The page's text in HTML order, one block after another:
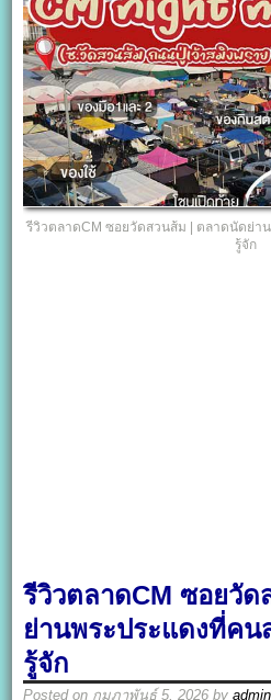
รีวิวตลาดCM ซอยวัดสวนส้ม | ตลาดนัดย่า
รู้จัก
รีวิวตลาดCM ซอยวั
ย่านพระประแดงที่คน
รู้จัก
Posted on กุมภาพันธ์ 5, 2026 by